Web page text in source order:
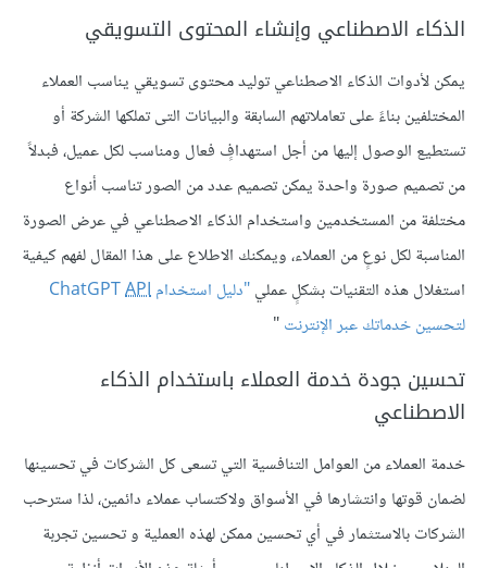
الذكاء الاصطناعي وإنشاء المحتوى التسويقي
يمكن لأدوات الذكاء الاصطناعي توليد محتوى تسويقي يناسب العملاء
المختلفين بناءً على تعاملاتهم السابقة والبيانات التى تملكها الشركة أو
تستطيع الوصول إليها من أجل استهدافٍ فعال ومناسب لكل عميل، فبدلاً
من تصميم صورة واحدة يمكن تصميم عدد من الصور تناسب أنواع
مختلفة من المستخدمين واستخدام الذكاء الاصطناعي في عرض الصورة
المناسبة لكل نوعٍ من العملاء، ويمكنك الاطلاع على هذا المقال لفهم كيفية
استغلال هذه التقنيات بشكلٍ عملي"دليل استخدام ChatGPTAPI
لتحسين خدماتك عبر الإنترنت"
تحسين جودة خدمة العملاء باستخدام الذكاء
الاصطناعي
خدمة العملاء من العوامل التنافسية التي تسعى كل الشركات في تحسينها
لضمان قوتها وانتشارها في الأسواق ولاكتساب عملاء دائمين، لذا سترحب
الشركات بالاستثمار في أي تحسين ممكن لهذه العملية و تحسين تجربة